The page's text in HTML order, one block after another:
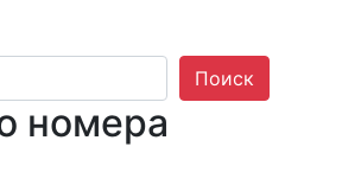
Поиск
номера